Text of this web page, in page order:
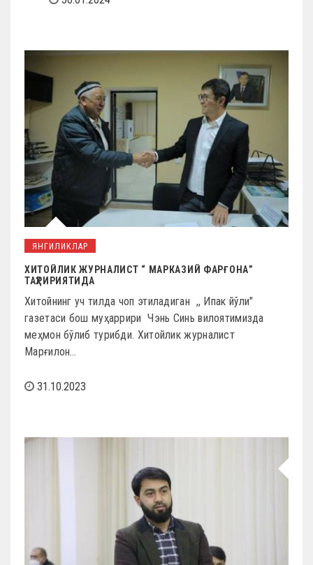
ЯНГИЛИКЛАР
ХИТОЙЛИК ЖУРНАЛИСТ “ МАРКАЗИЙ ФАРҒОНА”
ТАҲРИРИЯТИДА
Хитойнинг уч тилда чоп этиладиган ,, Ипак йўли"
газетаси бош муҳаррири Чэнь Синь вилоятимизда
меҳмон бўлиб турибди. Хитойлик журналист
Марғилон…
31.10.2023